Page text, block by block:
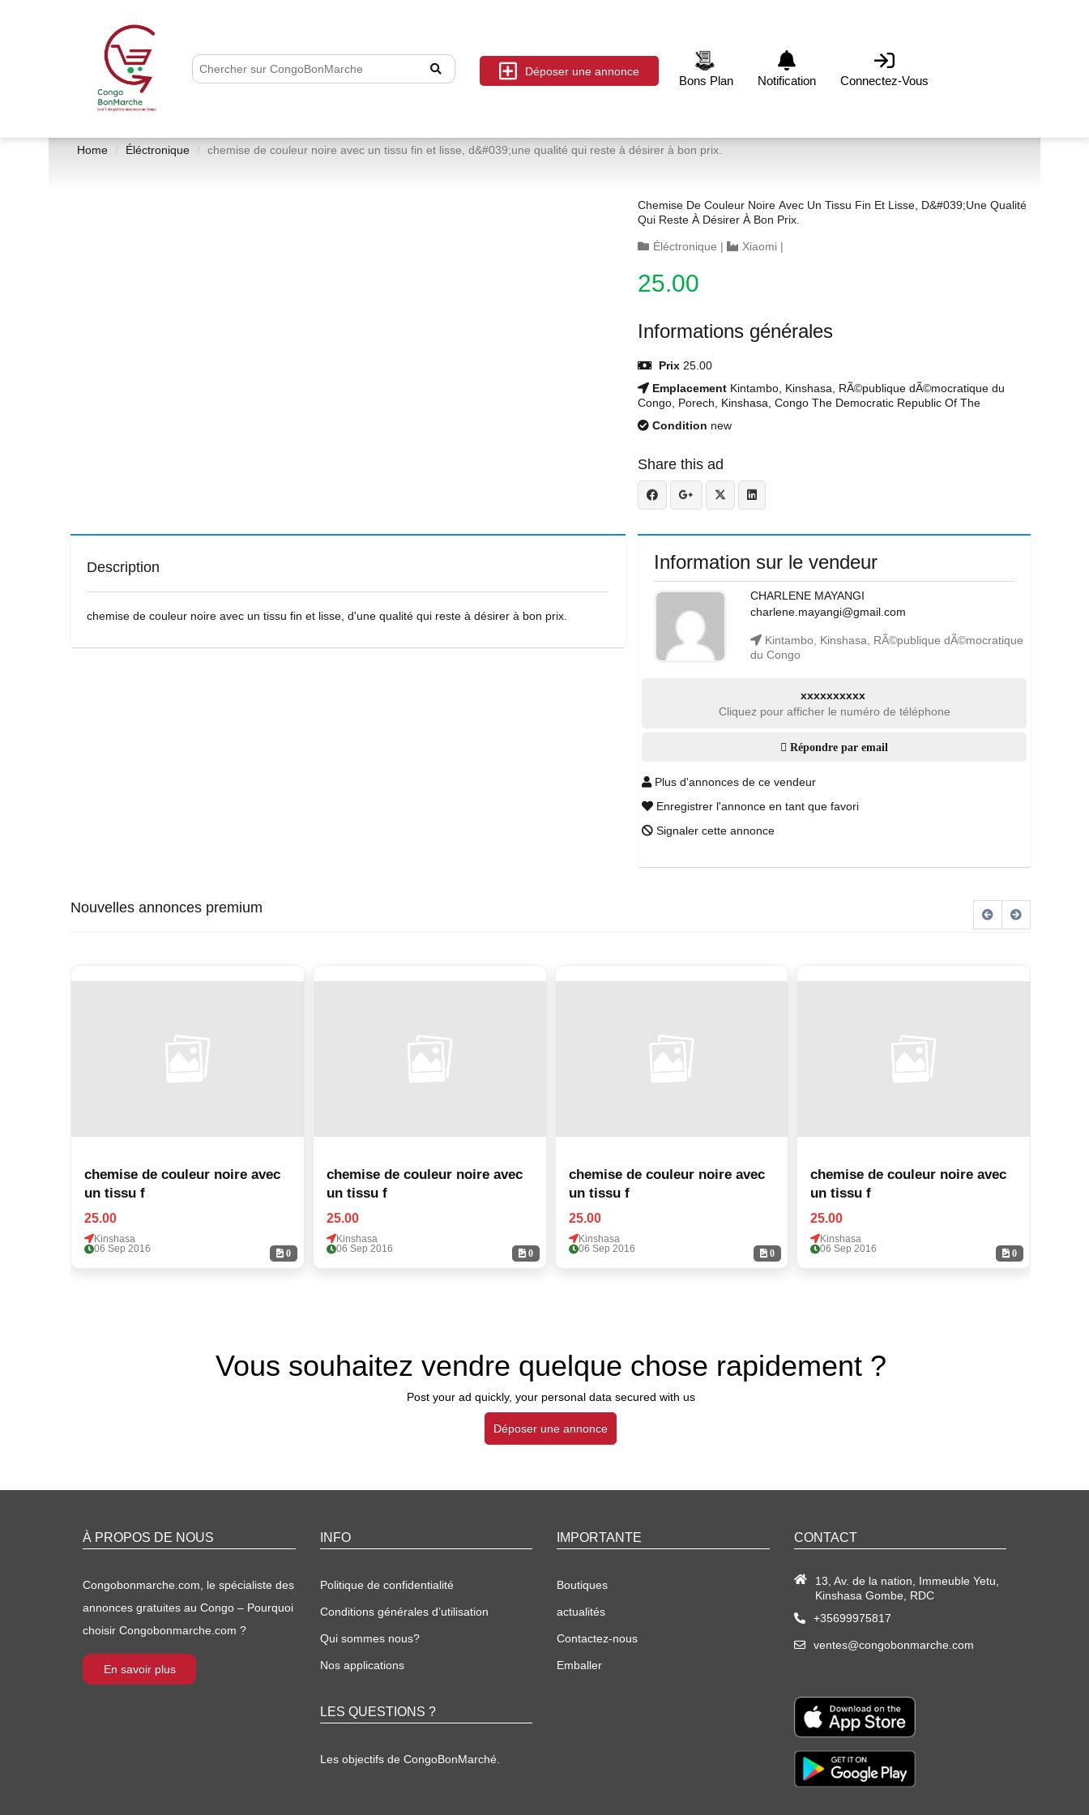
Déposer une annonce
Bons Plan Notification Connectez-Vous
Home Éléctronique chemise de couleur noire avec un tissu fin et lisse, d&#039;une qualité qui reste à désirer à bon prix.
Chemise De Couleur Noire Avec Un Tissu Fin Et Lisse, D&#039;une Qualité
Qui Reste À Désirer À Bon Prix.
Éléctronique | Xiaomi |
25.00
Informations générales
Prix 25.00
Emplacement Kintambo, Kinshasa, RÃ©publique dÃ©mocratique du
Congo, Porech, Kinshasa, Congo The Democratic Republic Of The
Condition new
Share this ad
Description
chemise de couleur noire avec un tissu fin et lisse, d'une qualité qui reste à désirer à bon prix.
Information sur le vendeur
CHARLENE MAYANGI
charlene.mayangi@gmail.com
Kintambo, Kinshasa, RÃ©publique dÃ©mocratique
du Congo
xxxxxxxxxx
Cliquez pour afficher le numéro de téléphone
Répondre par email
Plus d'annonces de ce vendeur
Enregistrer l'annonce en tant que favori
Signaler cette annonce
Nouvelles annonces premium
0
chemise de couleur noire avec
un tissu f
25.00
Kinshasa
06 Sep 2016
0
chemise de couleur noire avec
un tissu f
25.00
Kinshasa
06 Sep 2016
0
chemise de couleur noire avec
un tissu f
25.00
Kinshasa
06 Sep 2016
0
chemise de couleur noire avec
un tissu f
25.00
Kinshasa
06 Sep 2016
Vous souhaitez vendre quelque chose rapidement ?
Post your ad quickly, your personal data secured with us
Déposer une annonce
À PROPOS DE NOUS
Congobonmarche.com, le spécialiste des
annonces gratuites au Congo – Pourquoi
choisir Congobonmarche.com ?
En savoir plus
INFO
Politique de confidentialité
Conditions générales d’utilisation
Qui sommes nous?
Nos applications
LES QUESTIONS ?
Les objectifs de CongoBonMarché.
IMPORTANTE
Boutiques
actualités
Contactez-nous
Emballer
CONTACT
13, Av. de la nation, Immeuble Yetu,
Kinshasa Gombe, RDC
+35699975817
ventes@congobonmarche.com